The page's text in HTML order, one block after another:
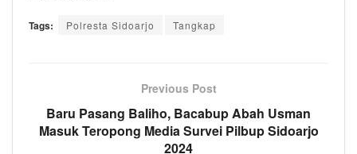
Tags: Polresta Sidoarjo Tangkap
Previous Post
Baru Pasang Baliho, Bacabup Abah Usman
Masuk Teropong Media Survei Pilbup Sidoarjo
2024